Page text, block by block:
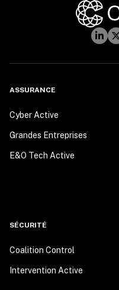
ASSURANCE
Cyber Active
Grandes Entreprises
E&O Tech Active
SÉCURITÉ
Coalition Control
Intervention Active